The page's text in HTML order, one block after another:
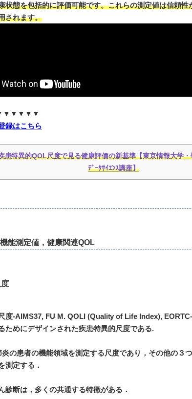
状態を包括的に評価可能です。これらの測定値は信頼性
されます。
録はこちら
患特異的QOL尺度で見る健康評価の新基準【東京情報大学
ﾃﾞｰﾀｻｲｴﾝｽ講座】
能測定値，健康関連QOL
度-AIMS37, FU M. QOLI (Quality of Life Index),
ためにデザインされた疾患特異的尺度である.
の患者の機能領域を測定する尺度であり，その他の３
測定する．
診断は，多くの共通する特徴がある．